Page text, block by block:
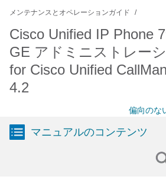
メンテナンスとオペレーションガイド
Cisco Unified IP Phone
GE アドミニストレー
for Cisco Unified
4.2
偏向のな
マニュアルのコンテンツ